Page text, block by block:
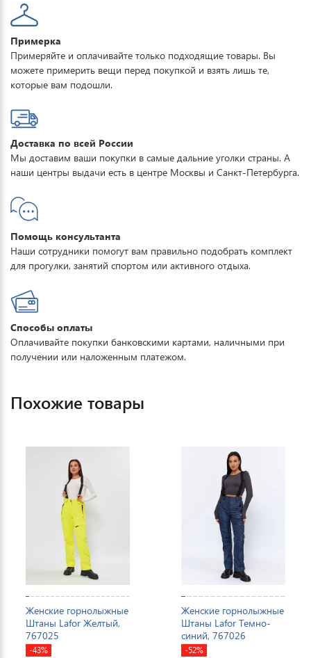
Примерка
Примеряйте и оплачивайте только подходящие товары. Вы
можете примерить вещи перед покупкой и взять лишь те,
которые вам подошли.
Доставка по всей России
Мы доставим ваши покупки в самые дальние уголки страны. А
наши центры выдачи есть в центре Москвы и Санкт-Петербурга.
Помощь консультанта
Наши сотрудники помогут вам правильно подобрать комплект
для прогулки, занятий спортом или активного отдыха.
Способы оплаты
Оплачивайте покупки банковскими картами, наличными при
получении или наложенным платежом.
Похожие товары
Женские горнолыжные
Штаны Lafor Желтый,
767025
-43%
Женские горнолыжные
Штаны Lafor Темно-
синий, 767026
-52%